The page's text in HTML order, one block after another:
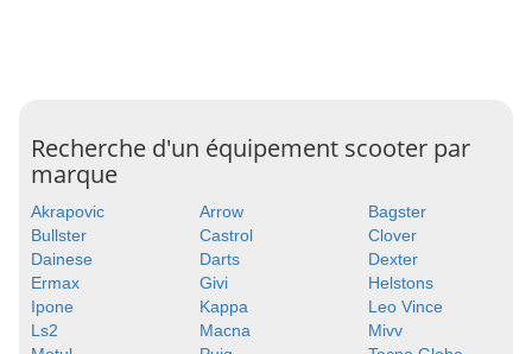
Recherche d'un équipement scooter par
marque
Akrapovic Arrow
Bagster
Bullster
Castrol
Clover
Dainese
Darts
Dexter
Ermax
Givi
Helstons
Ipone
Kappa
Leo Vince
Ls2
Macna
Mivv